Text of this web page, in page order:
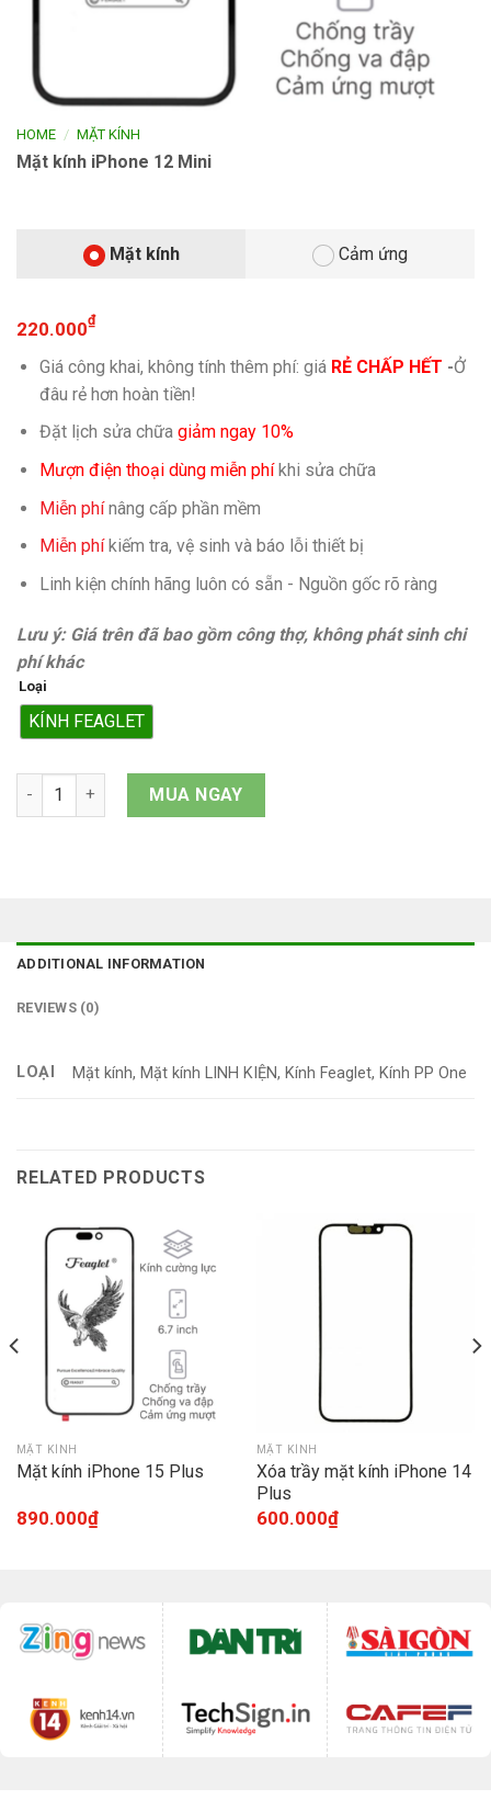
HOME / MẶT KÍNH
Mặt kính iPhone 12 Mini
Mặt kính Cảm ứng
220.000₫
Giá công khai, không tính thêm phí: giá RẺ CHẤP HẾT -Ở
đâu rẻ hơn hoàn tiền!
Đặt lịch sửa chữa giảm ngay 10%
Mượn điện thoại dùng miễn phíkhi sửa chữa
Miễn phínâng cấp phần mềm
Miễn phíkiếm tra, vệ sinh và báo lỗi thiết bị
Linh kiện chính hãng luôn có sẵn - Nguồn gốc rõ ràng
Lưu ý: Giá trên đã bao gồm công thợ, không phát sinh chi
phí khác
Loại
KÍNH FEAGLET
Mặt kính iPhone 12 Mini quantity
MUA NGAY
ADDITIONAL INFORMATION
REVIEWS (0)
LOẠI Mặt kính, Mặt kính LINH KIỆN, Kính Feaglet, Kính PP One
RELATED PRODUCTS
MẶT KÍNH
Mặt kính iPhone 15 Plus
890.000₫
MẶT KÍNH
Xóa trầy mặt kính iPhone 14
Plus
600.000₫